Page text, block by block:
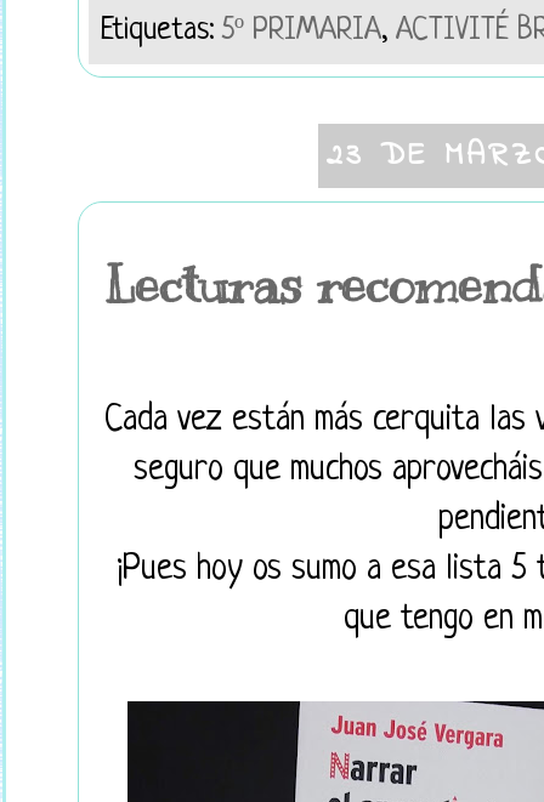
Etiquetas:5º PRIMARIA, ACTIVITÉ
23 DE
Lecturas
Cada vez están más cerquita las
seguro que muchos
¡Pues hoy os sumo a esa lista
que tengo en